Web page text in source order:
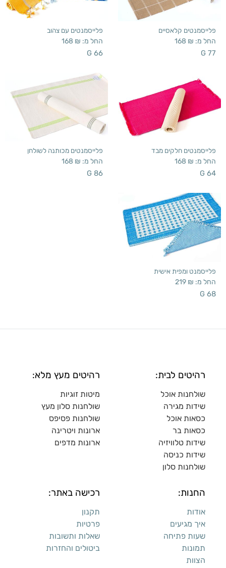
פלייסמנטים קלאסיים
החל מ: 168 ₪
G 77
פלייסמנטים עם צהוב
החל מ: 168 ₪
G 66
פלייסמנטים חלקים מבד
החל מ: 168 ₪
G 64
פלייסמנטים מכותנה לשולחן
החל מ: 168 ₪
G 86
פלייסמנט ומפית אישית
החל מ: 219 ₪
G 68
רהיטים לבית:
שולחנות אוכל
שידות מגירה
כסאות אוכל
כסאות בר
שידות טלוויזיה
שידות כניסה
שולחנות סלון
רהיטים מעץ מלא:
מיטות זוגיות
שולחנות סלון מעץ
שולחנות פסיפס
ארונות ויטרינה
ארונות מדפים
החנות:
אודות
איך מגיעים
שעות פתיחה
תמונות
הצוות
רכישה באתר:
תקנון
פרטיות
שאלות ותשובות
ביטולים והחזרות